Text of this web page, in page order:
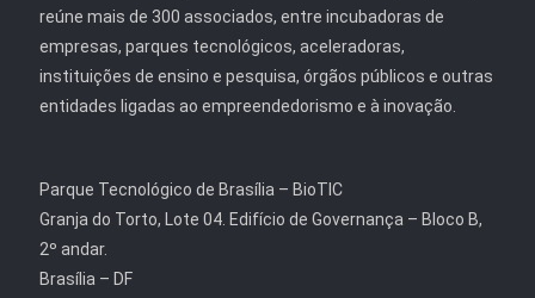
reúne mais de 300 associados, entre incubadoras de
empresas, parques tecnológicos, aceleradoras,
instituições de ensino e pesquisa, órgãos públicos e outras
entidades ligadas ao empreendedorismo e à inovação.
Parque Tecnológico de Brasília – BioTIC
Granja do Torto, Lote 04. Edifício de Governança – Bloco B,
2º andar.
Brasília – DF